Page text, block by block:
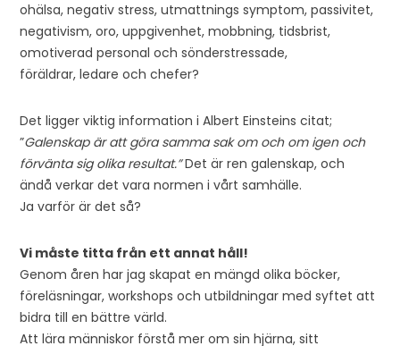
ohälsa, negativ stress, utmattnings symptom, passivitet,
negativism, oro, uppgivenhet, mobbning, tidsbrist,
omotiverad personal och sönderstressade,
föräldrar, ledare och chefer?
Det ligger viktig information i Albert Einsteins citat;
”Galenskap är att göra samma sak om och om igen och
förvänta sig olika resultat.”Det är ren galenskap, och
ändå verkar det vara normen i vårt samhälle.
Ja varför är det så?
Vi måste titta från ett annat håll!
Genom åren har jag skapat en mängd olika böcker,
föreläsningar, workshops och utbildningar med syftet att
bidra till en bättre värld.
Att lära människor förstå mer om sin hjärna, sitt